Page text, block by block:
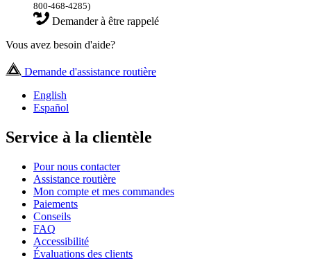
800-468-4285)
Demander à être rappelé
Vous avez besoin d'aide?
Demande d'assistance routière
English
Español
Service à la clientèle
Pour nous contacter
Assistance routière
Mon compte et mes commandes
Paiements
Conseils
FAQ
Accessibilité
Évaluations des clients